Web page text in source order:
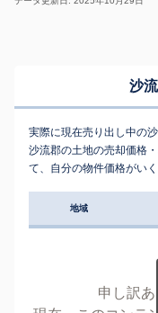
沙
実際に現在売り出し中の
沙流郡の土地の売却価格
て、自分の物件価格がい
地域
申し訳あ